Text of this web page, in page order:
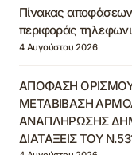
Πίνακας
περιφοράς
4 Αυγούστου 2026
ΑΠΟΦΑΣΗ
ΜΕΤΑΒΙΒΑΣΗ
ΑΝΑΠΛΗΡΩΣΗΣ
ΔΙΑΤΑΞΕΙΣ ΤΟΥ